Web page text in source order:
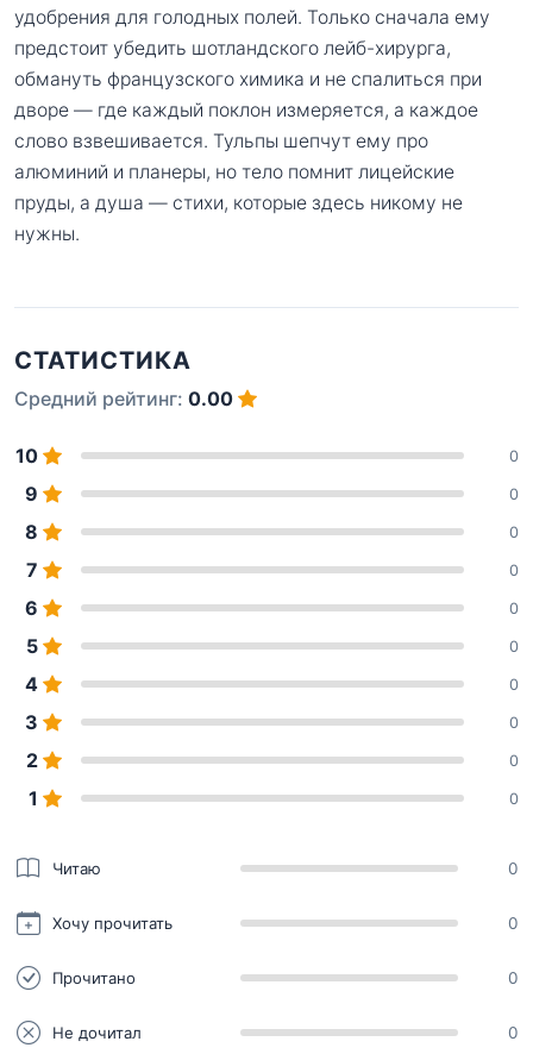
удобрения для голодных полей. Только сначала ему
предстоит убедить шотландского лейб-хирурга,
обмануть французского химика и не спалиться при
дворе — где каждый поклон измеряется, а каждое
слово взвешивается. Тульпы шепчут ему про
алюминий и планеры, но тело помнит лицейские
пруды, а душа — стихи, которые здесь никому не
нужны.
СТАТИСТИКА
Средний рейтинг: 0.00
10 0
9 0
8 0
7 0
6 0
5 0
4 0
3 0
2 0
1 0
Читаю 0
Хочу прочитать 0
Прочитано 0
Не дочитал 0